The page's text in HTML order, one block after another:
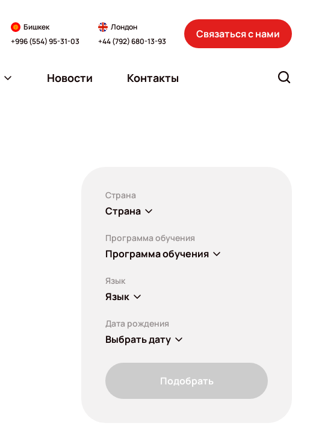
Бишкек
+996 (554) 95-31-03
Лондон
+44 (792) 680-13-93
Связаться с нами
Новости Контакты
Страна
Страна
Программа обучения
Программа обучения
Язык
Язык
Дата рождения
Выбрать дату
Подобрать